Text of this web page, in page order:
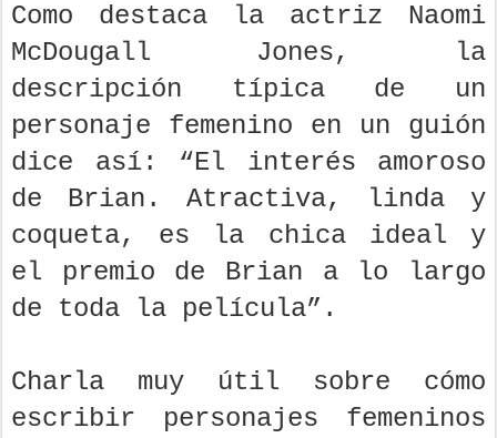
Como destaca la actriz Naomi
McDougall Jones, la
descripción típica de un
personaje femenino en un guión
dice así: “El interés amoroso
de Brian. Atractiva, linda y
coqueta, es la chica ideal y
el premio de Brian a lo largo
de toda la película”.
Charla muy útil sobre cómo
escribir personajes femeninos